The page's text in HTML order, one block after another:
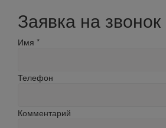
Заявка на звонок
Имя *
Телефон
Комментарий